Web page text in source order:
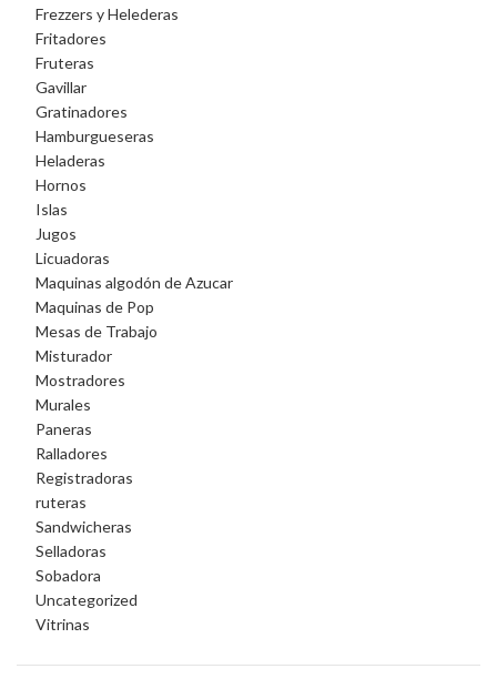
Frezzers y Helederas
Fritadores
Fruteras
Gavillar
Gratinadores
Hamburgueseras
Heladeras
Hornos
Islas
Jugos
Licuadoras
Maquinas algodón de Azucar
Maquinas de Pop
Mesas de Trabajo
Misturador
Mostradores
Murales
Paneras
Ralladores
Registradoras
ruteras
Sandwicheras
Selladoras
Sobadora
Uncategorized
Vitrinas